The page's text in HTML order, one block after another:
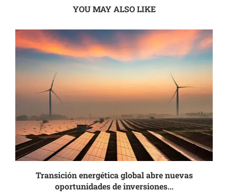
YOU MAY ALSO LIKE
Transición energética global abre nuevas
oportunidades de inversiones...